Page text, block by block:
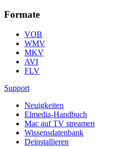
Formate
VOB
WMV
MKV
AVI
FLV
Support
Neuigkeiten
Elmedia-Handbuch
Mac auf TV streamen
Wissensdatenbank
Deinstallieren